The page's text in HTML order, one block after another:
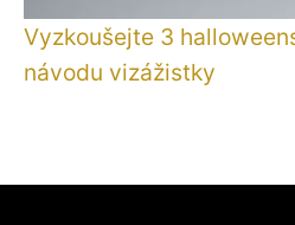
Vyzkoušejte 3
návodu vizážistky